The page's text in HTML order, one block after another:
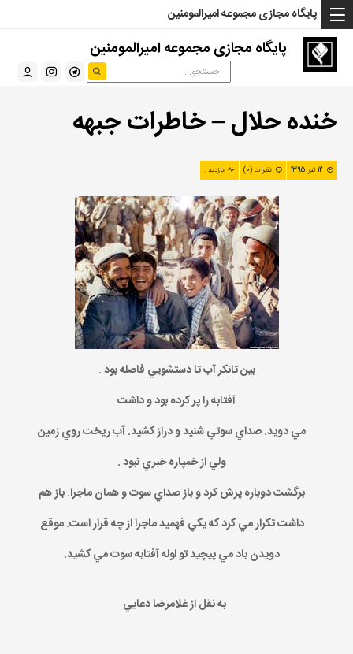
... Read more »" />
... Read more »" />... Read more »" />
پایگاه مجازی مجموعه امیرالمومنین
پایگاه مجازی مجموعه امیرالمومنین
خنده حلال – خاطرات جبهه
12 تیر 1395 نظرات (0) بازدید :
بين تانکر آب تا دستشويي فاصله بود .
آفتابه را پر کرده بود و داشت
مي دويد. صداي سوتي شنيد و دراز کشيد. آب ريخت روي زمين
ولي از خمپاره خبري نبود .
برگشت دوباره پرش کرد و باز صداي سوت و همان ماجرا. باز هم
داشت تکرار مي کرد که يکي فهميد ماجرا از چه قرار است. موقع
دويدن باد مي پيچيد تو لوله آفتابه سوت مي کشيد.
به نقل از غلامرضا دعايي